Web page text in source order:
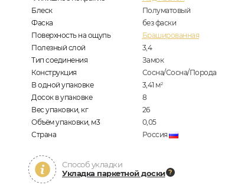
Блеск
Полуматовый
Фаска
без фаски
Поверхность на ощупь
Брашированная
Полезный слой
3,4
Тип соединения
Замок
Конструкция
Сосна/Сосна/Порода
В одной упаковке
3,41 м2
Досок в упаковке
8
Вес упаковки, кг
26
Объём упаковки, м3
0,05
Страна
Россия
Способ укладки
Укладка паркетной доски